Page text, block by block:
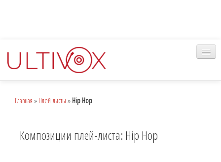
Главная
Наш сервис
Главная » Плей-листы » Hip Hop
Композиции плей-листа: Hip Hop